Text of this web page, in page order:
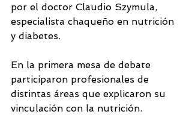
por el doctor Claudio Szymula,
especialista chaqueño en nutrición
y diabetes.
En la primera mesa de debate
participaron profesionales de
distintas áreas que explicaron su
vinculación con la nutrición.